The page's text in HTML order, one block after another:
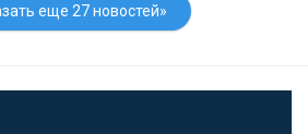
еще 27 новостей»